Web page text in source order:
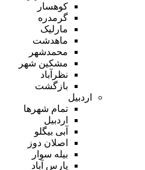
کوهسار
گرمدره
مارلیک
ماهدشت
محمدشهر
مشکین شهر
نظرآباد
بازگشت
اردبیل
تمام شهر‌ها
اردبیل
آبی بیگلو
اصلان دوز
بیله سوار
پارس آباد